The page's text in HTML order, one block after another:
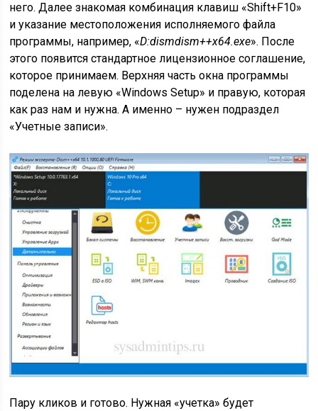
него. Далее знакомая комбинация клавиш «Shift+F10»
и указание местоположения исполняемого файла
программы, например, «D:dismdism++x64.exe». После
этого появится стандартное лицензионное соглашение,
которое принимаем. Верхняя часть окна программы
поделена на левую «Windows Setup» и правую, которая
как раз нам и нужна. А именно – нужен подраздел
«Учетные записи».
Пару кликов и готово. Нужная «учетка» будет